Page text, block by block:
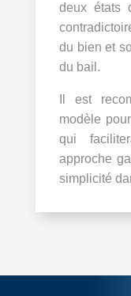
deux états
du bien et
du bail.
Il est
modèle
qui
approche
simplicité